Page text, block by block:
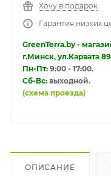
Хочу в подарок
Гарантия низких
GreenTerra.by -
г.Минск, ул.Карвата 89
Пн-Пт: 9:00 - 17:00.
Сб-Вс: выходной.
(схема проезда)
ОПИСАНИЕ